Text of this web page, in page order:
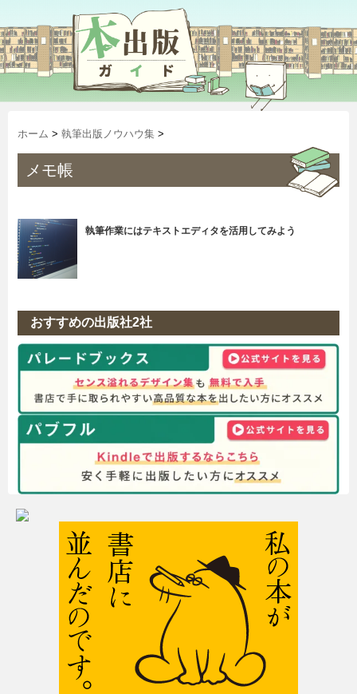
ホーム > 執筆出版ノウハウ集 >
メモ帳
執筆作業にはテキストエディタを活用してみよう
おすすめの出版社2社